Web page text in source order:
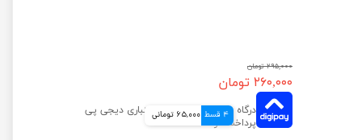
۲۹۵,۰۰۰ تومان
۲۶۰,۰۰۰ تومان
4 قسط 65,000 تومانی